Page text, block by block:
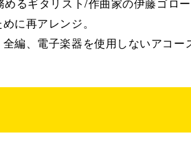
に再アレンジ。
編、電子楽器を使用しないアコー